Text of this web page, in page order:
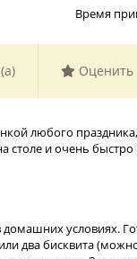
Время
Оценить
любого
и очень быстро
условиях.
два бисквита